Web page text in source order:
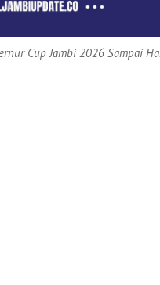
Cup Jambi 2026 Sampai